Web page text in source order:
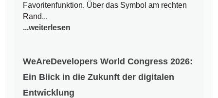
Favoritenfunktion. Über das Symbol am rechten
Rand...
...weiterlesen
WeAreDevelopers World Congress 2026:
Ein Blick in die Zukunft der digitalen
Entwicklung